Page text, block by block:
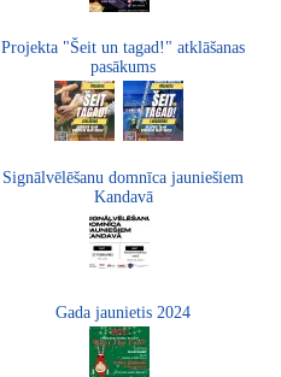
Projekta "Šeit un tagad!" atklāšanas
pasākums
Signālvēlēšanu domnīca jauniešiem
Kandavā
Gada jaunietis 2024